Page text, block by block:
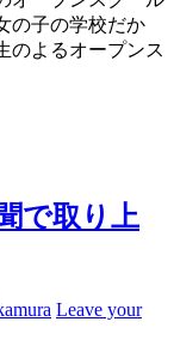
の子の学校だか
のよるオープンス
で取り上
Leave your